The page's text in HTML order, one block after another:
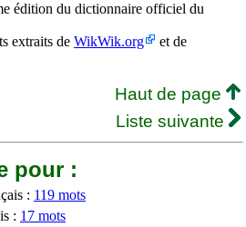
édition du dictionnaire officiel du
extraits de WikWik.org
et de
Haut de page
Liste suivante
pour :
: 119 mots
: 17 mots